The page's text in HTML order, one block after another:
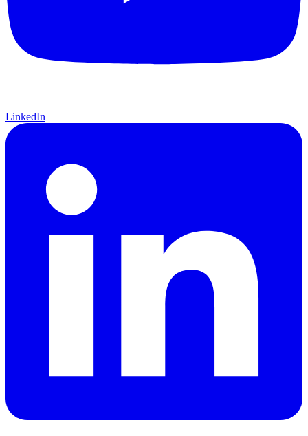
LinkedIn